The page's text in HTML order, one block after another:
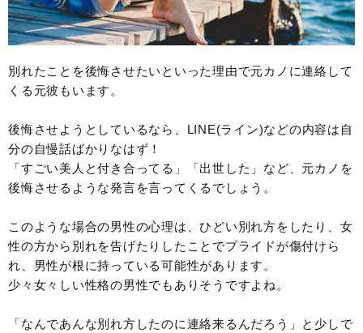
別れたことを後悔させたいといった理由で元カノに連絡して
くる元彼もいます。
後悔させようとしているなら、LINE(ライン)などの内容は自
分の自慢話ばかりなはず！
「すごい美人と付き合ってる」「出世した」など、元カノを
後悔させるような発言を言ってくるでしょう。
このような場合の男性の心理は、ひどい別れ方をしたり、女
性の方から別れを告げたりしたことでプライドが傷付けら
れ、男性が根に持っている可能性があります。
少々女々しい性格の男性でもありそうですよね。
「なんであんな別れ方したのに連絡来るんだろう」と少しで